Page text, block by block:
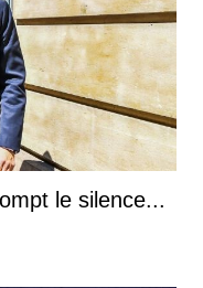
le silence...